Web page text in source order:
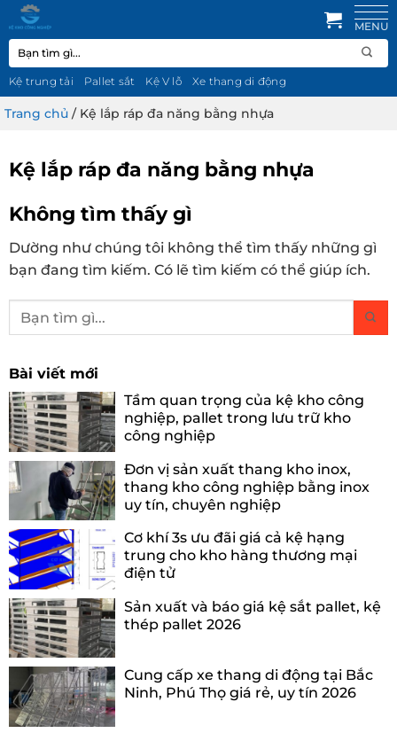
qua
nội
dung
Tìm
kiếm:
Kệ trung tải Pallet sắt Kệ V lỗ Xe thang di động
Trang chủ / Kệ lắp ráp đa năng bằng nhựa
Kệ lắp ráp đa năng bằng nhựa
Không tìm thấy gì
Dường như chúng tôi không thể tìm thấy những gì
bạn đang tìm kiếm. Có lẽ tìm kiếm có thể giúp ích.
Bài viết mới
Tầm quan trọng của kệ kho công
nghiệp, pallet trong lưu trữ kho
công nghiệp
Đơn vị sản xuất thang kho inox,
thang kho công nghiệp bằng inox
uy tín, chuyên nghiệp
Cơ khí 3s ưu đãi giá cả kệ hạng
trung cho kho hàng thương mại
điện tử
Sản xuất và báo giá kệ sắt pallet, kệ
thép pallet 2026
Cung cấp xe thang di động tại Bắc
Ninh, Phú Thọ giá rẻ, uy tín 2026